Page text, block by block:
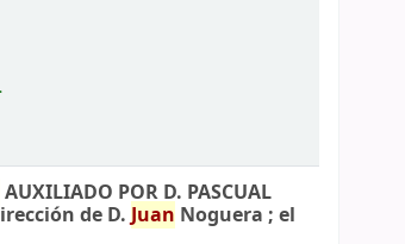
.
AUXILIADO POR D. PASCUAL
de D. Juan Noguera ; el